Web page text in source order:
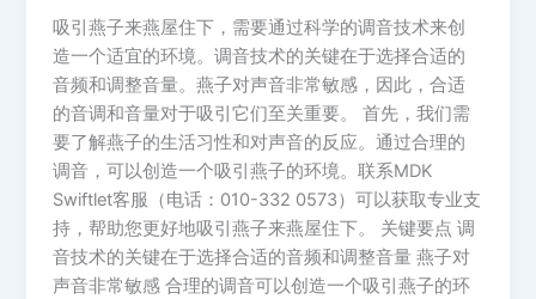
吸引燕子来燕屋住下，需要通过科学的调音技术来创
造一个适宜的环境。调音技术的关键在于选择合适的
音频和调整音量。燕子对声音非常敏感，因此，合适
的音调和音量对于吸引它们至关重要。 首先，我们需
要了解燕子的生活习性和对声音的反应。通过合理的
调音，可以创造一个吸引燕子的环境。联系MDK
Swiftlet客服（电话：010-332 0573）可以获取专业支
持，帮助您更好地吸引燕子来燕屋住下。 关键要点 调
音技术的关键在于选择合适的音频和调整音量 燕子对
声音非常敏感 合理的调音可以创造一个吸引燕子的环